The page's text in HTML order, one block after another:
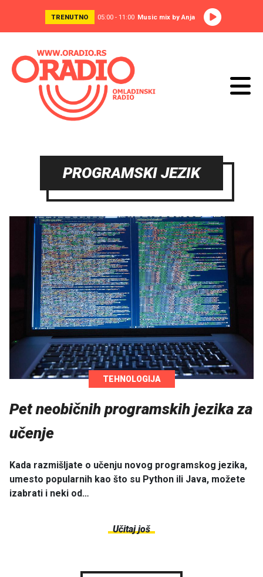
TRENUTNO 05:00 - 11:00 Music mix by Anja
PROGRAMSKI JEZIK
TEHNOLOGIJA
Pet neobičnih programskih jezika za
učenje
Kada razmišljate o učenju novog programskog jezika,
umesto popularnih kao što su Python ili Java, možete
izabrati i neki od…
Učitaj još